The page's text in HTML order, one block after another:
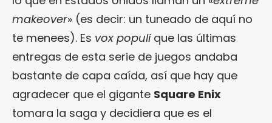
makeover» (es decir: un tuneado de aquí no
te menees). Es vox populique las últimas
entregas de esta serie de juegos andaba
bastante de capa caída, así que hay que
agradecer que el gigante Square Enix
tomara la saga y decidiera que es el